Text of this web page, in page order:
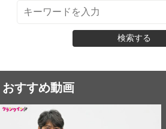
検索する
おすすめ動画